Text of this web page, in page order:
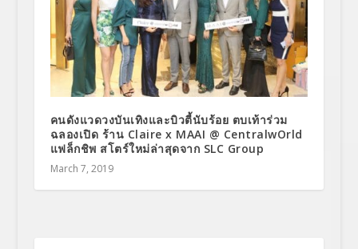
คนดังแวดวงบันเทิงและบิวตี้นับร้อย ตบเท้าร่วม
ฉลองเปิด ร้าน Claire x MAAI @ CentralwOrld
แฟล็กชิพ สโตร์ใหม่ล่าสุดจาก SLC Group
March 7, 2019